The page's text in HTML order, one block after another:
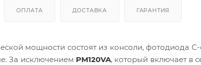
ОПЛАТА ДОСТАВКА ГАРАНТИЯ
мощности состоят из консоли, фотодиода
За исключением PM120VA, который включает в